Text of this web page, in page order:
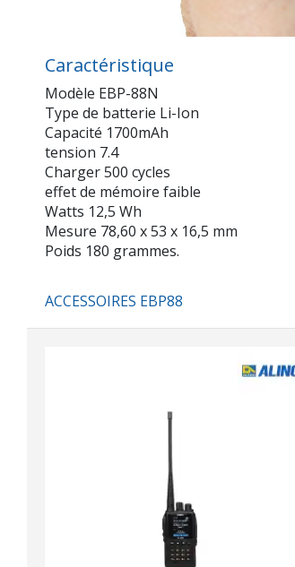
Caractéristique
Modèle EBP-88N
Type de batterie Li-Ion
Capacité 1700mAh
tension 7.4
Charger 500 cycles
effet de mémoire faible
Watts 12,5 Wh
Mesure 78,60 x 53 x 16,5 mm
Poids 180 grammes.
ACCESSOIRES EBP88